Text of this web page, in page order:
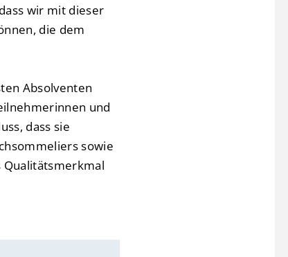
wir mit dieser
die dem
Absolventen
und
dass sie
sowie